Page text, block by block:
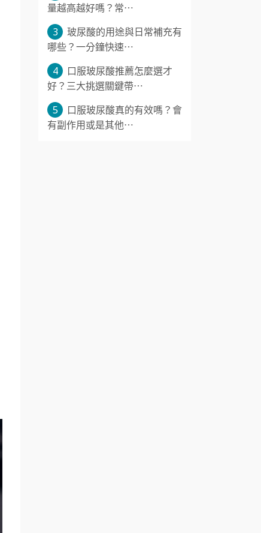
量越高越好嗎？常⋯
3
玻尿酸的用途與日常補充有
哪些？一分鐘快速⋯
4
口服玻尿酸推薦怎麼選才
好？三大挑選關鍵帶⋯
5
口服玻尿酸真的有效嗎？會
有副作用或是其他⋯